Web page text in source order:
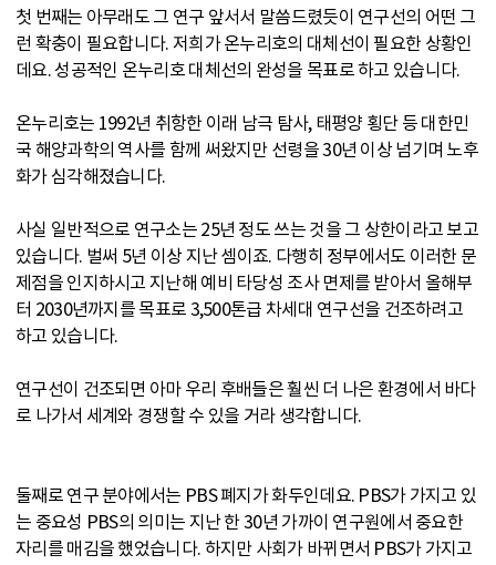
첫 번째는 아무래도 그 연구 앞서서 말씀드렸듯이 연구선의 어떤 그
런 확충이 필요합니다. 저희가 온누리호의 대체선이 필요한 상황인
데요. 성공적인 온누리호 대체선의 완성을 목표로 하고 있습니다.
온누리호는 1992년 취항한 이래 남극 탐사, 태평양 횡단 등 대한민
국 해양과학의 역사를 함께 써왔지만 선령을 30년 이상 넘기며 노후
화가 심각해졌습니다.
사실 일반적으로 연구소는 25년 정도 쓰는 것을 그 상한이라고 보고
있습니다. 벌써 5년 이상 지난 셈이죠. 다행히 정부에서도 이러한 문
제점을 인지하시고 지난해 예비 타당성 조사 면제를 받아서 올해부
터 2030년까지를 목표로 3,500톤급 차세대 연구선을 건조하려고
하고 있습니다.
연구선이 건조되면 아마 우리 후배들은 훨씬 더 나은 환경에서 바다
로 나가서 세계와 경쟁할 수 있을 거라 생각합니다.
둘째로 연구 분야에서는 PBS 폐지가 화두인데요. PBS가 가지고 있
는 중요성 PBS의 의미는 지난 한 30년 가까이 연구원에서 중요한
자리를 매김을 했었습니다. 하지만 사회가 바뀌면서 PBS가 가지고